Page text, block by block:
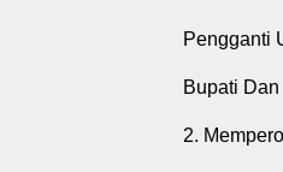
Pengganti
Bupati
2.